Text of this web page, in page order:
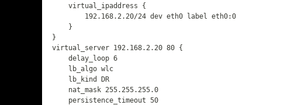
    virtual_ipaddress {
        192.168.2.20/24 dev eth0 label eth0:0
    }
}
virtual_server 192.168.2.20 80 {
    delay_loop 6
    lb_algo wlc
    lb_kind DR
    nat_mask 255.255.255.0
    persistence_timeout 50